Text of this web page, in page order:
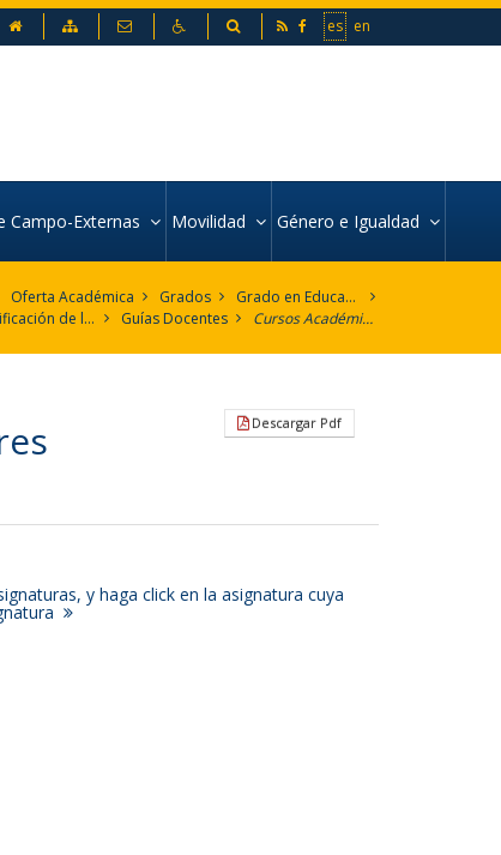
es en
Mapa web Contacto AccesibilidadBuscador
Campo-Externas Movilidad Género e Igualdad
Oferta Académica Grados
Grado en Educación Social
Planificación de la Enseñanza
Guías Docentes Cursos Académicos 2020-2021 y posteriores
Descargar Pdf
y haga click en la asignatura cuya